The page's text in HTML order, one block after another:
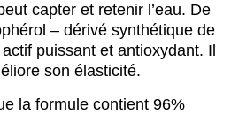
capter et retenir l’eau. De
– dérivé synthétique de
puissant et antioxydant. Il
son élasticité.
la formule contient 96%